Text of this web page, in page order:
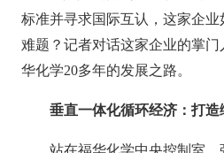
标准并寻求国际互认，这家企
难题？记者对话这家企业的掌
华化学20多年的发展之路。
垂直一体化循环经济：打
站在福华化学中央控制室